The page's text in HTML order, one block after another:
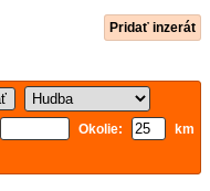
Pridať inzerát
Okolie:
km